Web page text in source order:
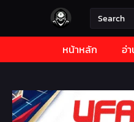
หน้าหลัก อ่